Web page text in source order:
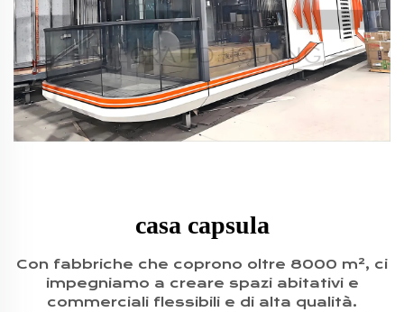
casa capsula
Con fabbriche che coprono oltre 8000 m², ci
impegniamo a creare spazi abitativi e
commerciali flessibili e di alta qualità.